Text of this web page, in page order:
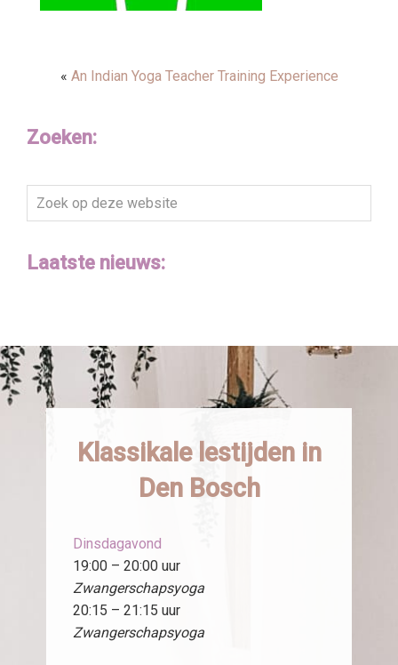
« An Indian Yoga Teacher Training Experience
Zoeken:
Zoek
op
website
Laatste nieuws:
Klassikale lestijden in
Den Bosch
Dinsdagavond
19:00 – 20:00 uur
Zwangerschapsyoga
20:15 – 21:15 uur
Zwangerschapsyoga